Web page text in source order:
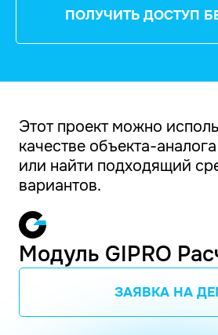
ПОЛУЧИТЬ ДОСТУП
Этот проект можно
качестве объекта-
или найти подходящий
вариантов.
Модуль GIPRO
ЗАЯВКА НА